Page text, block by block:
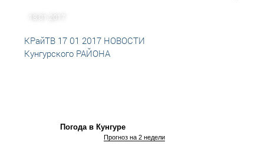
18.01.2017
КРайТВ 17 01 2017 НОВОСТИ
Кунгурского РАЙОНА
Погода в Кунгуре
Прогноз на 2 недели